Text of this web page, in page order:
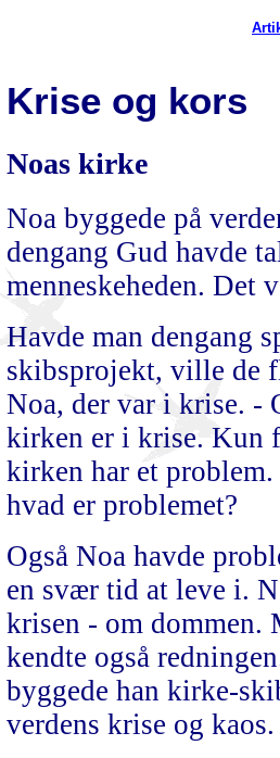
Krise og kors
Noas kirke
Noa byggede på
dengang Gud havde
menneskeheden. Det
Havde man dengang
skibsprojekt, ville de
Noa, der var i krise. -
kirken er i krise. Kun
kirken har et
hvad er problemet?
Også Noa havde
en svær tid at leve i.
krisen - om dommen.
kendte også
byggede han kirke-
verdens krise og kaos.